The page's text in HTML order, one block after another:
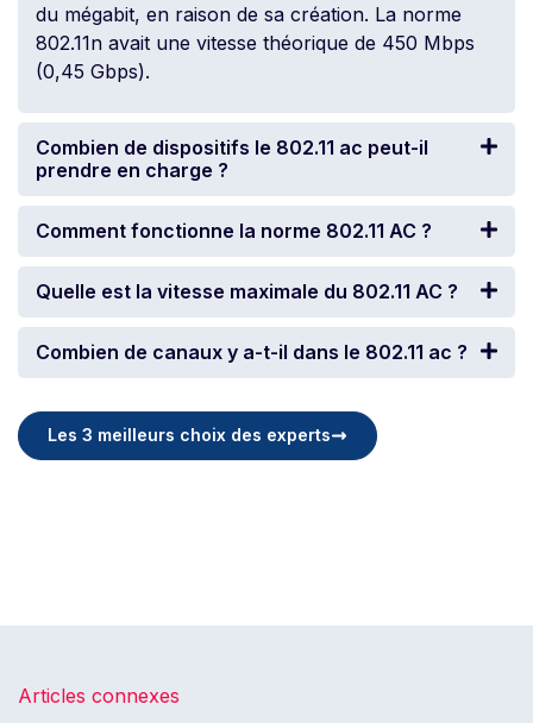
du mégabit, en raison de sa création. La norme
802.11n avait une vitesse théorique de 450 Mbps
(0,45 Gbps).
Combien de dispositifs le 802.11 ac peut-il
prendre en charge ?
Comment fonctionne la norme 802.11 AC ?
Quelle est la vitesse maximale du 802.11 AC ?
Combien de canaux y a-t-il dans le 802.11 ac ?
Les 3 meilleurs choix des experts
Articles connexes